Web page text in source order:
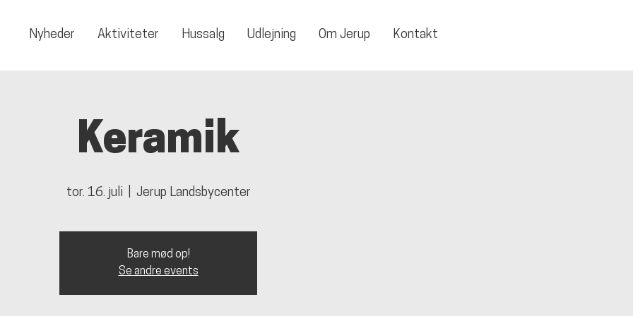
Nyheder Aktiviteter Hussalg Udlejning Om Jerup Kontakt
Keramik
tor. 16. juli Jerup Landsbycenter
Bare mød op!
Se andre events